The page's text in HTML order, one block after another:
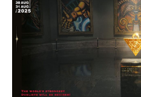
KONAMI
CHERRY
KOSPET